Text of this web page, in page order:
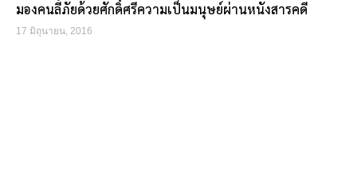
มองคนลี้ภัยด้วยศักดิ์ศรีความเป็นมนุษย์ผ่านหนังสารคดี
17 มิถุนายน, 2016